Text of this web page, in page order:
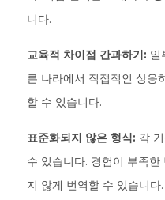
니다.
교육적 차이점 간과하기: 일
른 나라에서 직접적인 상응
할 수 있습니다.
표준화되지 않은 형식: 각
수 있습니다. 경험이 부족
지 않게 번역할 수 있습니다.